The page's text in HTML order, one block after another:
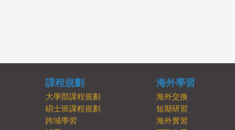
課程規劃
大學部課程規劃
碩士班課程規劃
跨域學習
海外學習
海外交換
短期研習
海外實習